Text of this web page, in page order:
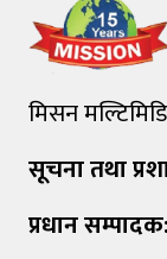
मिसन
सूचना तथा
प्रधान सम्पादक: